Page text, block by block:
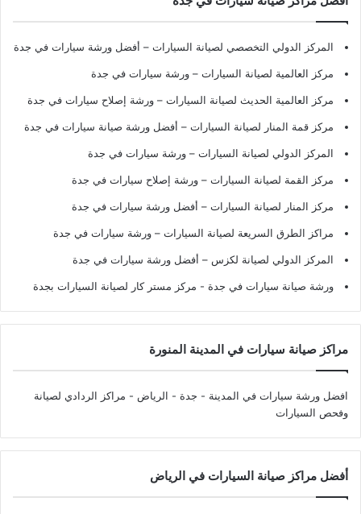
المركز الدولي التخصصي لصيانة السيارات – أفضل ورشة سيارات في جدة
مركز العالمية لصيانة السيارات – ورشة سيارات في جدة
مركز العالمية الحديث لصيانة السيارات – ورشة إصلاح سيارات في جدة
مركز قمة المنار لصيانة السيارات – أفضل ورشة صيانة سيارات في جدة
المركز الدولي لصيانة السيارات – ورشة سيارات في جدة
مركز القمة لصيانة السيارات – ورشة إصلاح سيارات في جدة
مركز المنار لصيانة السيارات – أفضل ورشة سيارات في جدة
مراكز الطرق السريعة لصيانة السيارات – ورشة سيارات في جدة
المركز الدولي لصيانة لكزس – أفضل ورشة سيارات في جدة
ورشة صيانة سيارات في جدة - مركز مستر كار لصيانة السيارات بجدة
مراكز صيانة سيارات في المدينة المنورة
افضل ورشة سيارات في المدينة - جدة - الرياض - مراكز الردادي لصيانة
وفحص السيارات
أفضل مراكز صيانة السيارات في الرياض